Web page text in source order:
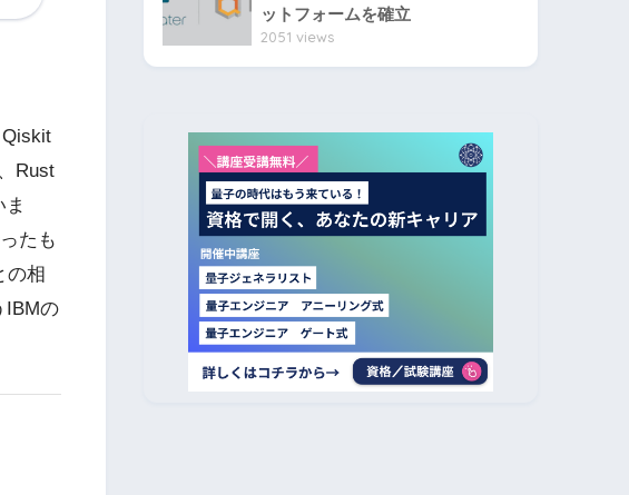
Rust
たも
の相
IBMの
ットフォームを確立
2051 views